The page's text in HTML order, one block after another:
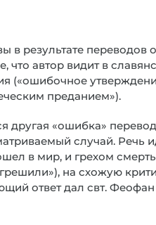
в результате
что автор видит в
(«ошибочное
преданием»).
другая «ошибка»
случай. Речь
в мир, и грехом
на схожую
ответ дал свт. Феофан